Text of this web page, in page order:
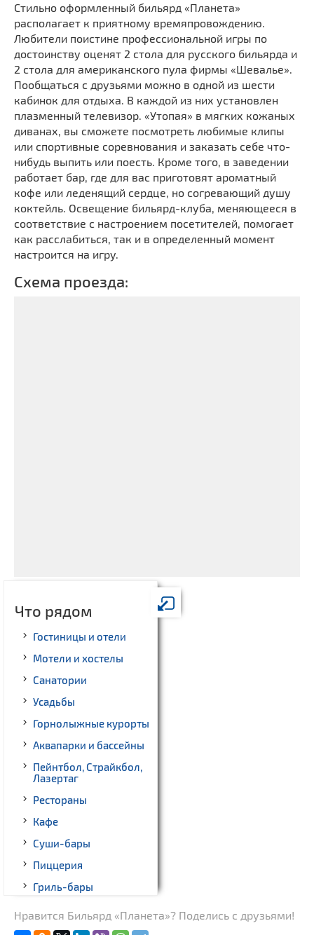
Стильно оформленный бильярд «Планета»
располагает к приятному времяпровождению.
Любители поистине профессиональной игры по
достоинству оценят 2 стола для русского бильярда и
2 стола для американского пула фирмы «Шевалье».
Пообщаться с друзьями можно в одной из шести
кабинок для отдыха. В каждой из них установлен
плазменный телевизор. «Утопая» в мягких кожаных
диванах, вы сможете посмотреть любимые клипы
или спортивные соревнования и заказать себе что-
нибудь выпить или поесть. Кроме того, в заведении
работает бар, где для вас приготовят ароматный
кофе или леденящий сердце, но согревающий душу
коктейль. Освещение бильярд-клуба, меняющееся в
соответствие с настроением посетителей, помогает
как расслабиться, так и в определенный момент
настроится на игру.
Схема проезда:
Что рядом
Гостиницы и отели
Мотели и хостелы
Санатории
Усадьбы
Горнолыжные курорты
Аквапарки и бассейны
Пейнтбол, Страйкбол,
Лазертаг
Рестораны
Кафе
Суши-бары
Пиццерия
Гриль-бары
Театры
Нравится Бильярд «Планета»? Поделись с друзьями!